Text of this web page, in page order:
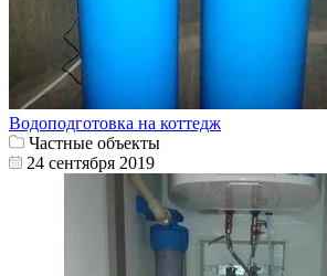
Водоподготовка на коттедж
Частные объекты
24 сентября 2019